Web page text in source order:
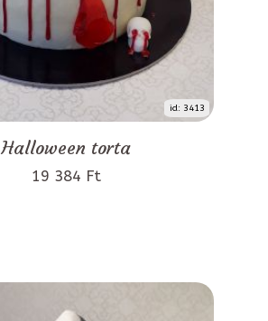
id: 3413
Halloween torta
19 384 Ft